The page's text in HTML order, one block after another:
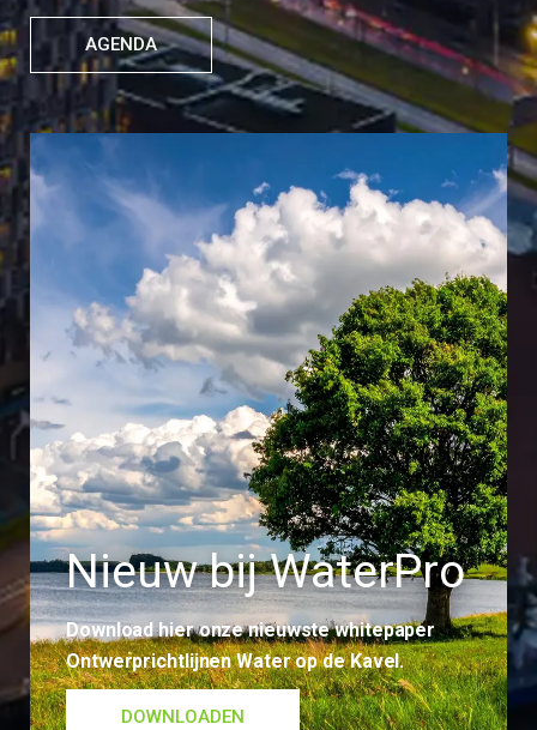
AGENDA
Nieuw bij WaterPro
Download hier onze nieuwste whitepaper
Ontwerprichtlijnen Water op de Kavel.
DOWNLOADEN